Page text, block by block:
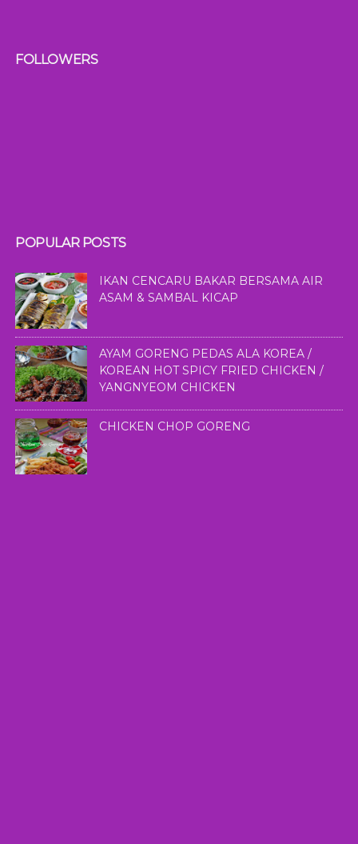
FOLLOWERS
POPULAR POSTS
IKAN CENCARU BAKAR BERSAMA AIR
ASAM & SAMBAL KICAP
AYAM GORENG PEDAS ALA KOREA /
KOREAN HOT SPICY FRIED CHICKEN /
YANGNYEOM CHICKEN
CHICKEN CHOP GORENG